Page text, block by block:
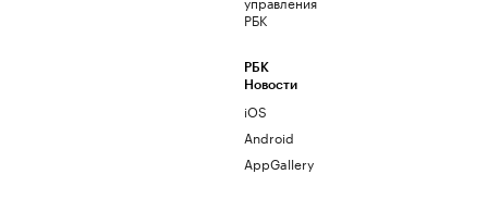
РБК
РБК
Новости
iOS
Android
AppGallery